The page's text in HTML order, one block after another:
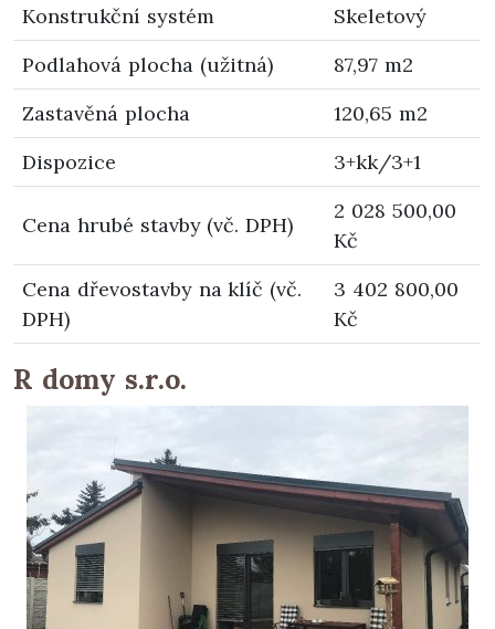
Konstrukční systém
Skeletový
Podlahová plocha (užitná)
87,97 m2
Zastavěná plocha
120,65 m2
Dispozice
3+kk/3+1
Cena hrubé stavby (vč. DPH)
2 028 500,00
Kč
Cena dřevostavby na klíč (vč.
DPH)
3 402 800,00
Kč
R domy s.r.o.